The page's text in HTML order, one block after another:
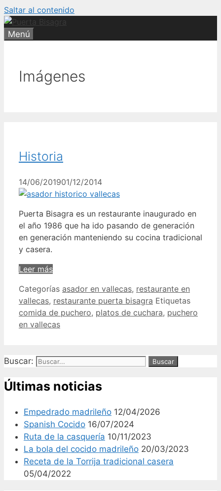
Saltar al contenido
Menú
Imágenes
Historia
14/06/201901/12/2014
Puerta Bisagra es un restaurante inaugurado en
el año 1986 que ha ido pasando de generación
en generación manteniendo su cocina tradicional
y casera.
Leer más
Categorías asador en vallecas, restaurante en
vallecas, restaurante puerta bisagra Etiquetas
comida de puchero, platos de cuchara, puchero
en vallecas
Buscar:
Últimas noticias
Empedrado madrileño 12/04/2026
Spanish Cocido 16/07/2024
Ruta de la casquería 10/11/2023
La bola del cocido madrileño 20/03/2023
Receta de la Torrija tradicional casera
05/04/2022